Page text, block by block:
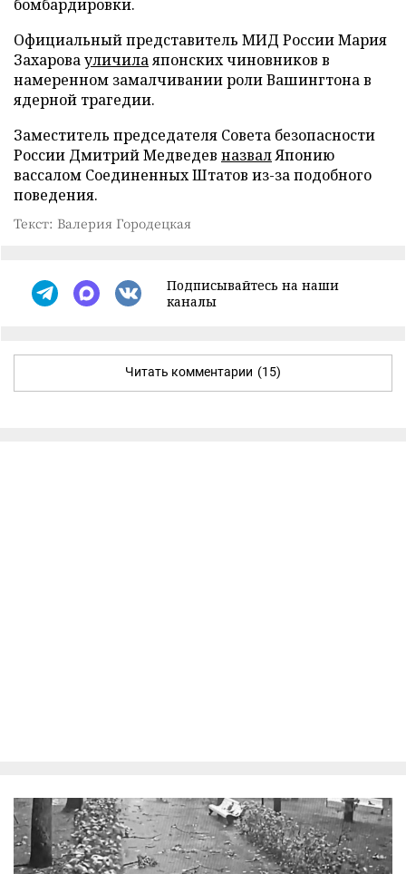
бомбардировки.
Официальный представитель МИД России Мария
Захаровауличилаяпонских чиновников в
намеренном замалчивании роли Вашингтона в
ядерной трагедии.
Заместитель председателя Совета безопасности
России Дмитрий Медведев назвалЯпонию
вассалом Соединенных Штатов из-за подобного
поведения.
Текст: Валерия Городецкая
Подписывайтесь на наши
каналы
Читать комментарии (15)